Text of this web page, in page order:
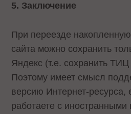
5. Заключение
При переезде
сайта можно сохранить
Яндекс (т.е. сохранить
Поэтому имеет смысл
версию Интернет-ресурса,
работаете с иностранными